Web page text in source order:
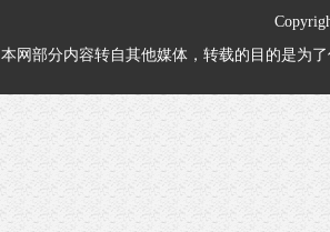
本网部分内容转自其他媒体，转载的目的是为